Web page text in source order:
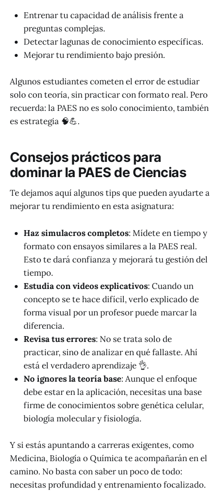
Entrenar tu capacidad de análisis frente a
preguntas complejas.
Detectar lagunas de conocimiento específicas.
Mejorar tu rendimiento bajo presión.
Algunos estudiantes cometen el error de estudiar
solo con teoría, sin practicar con formato real. Pero
recuerda: la PAES no es solo conocimiento, también
es estrategia 🧠💪.
Consejos prácticos para
dominar la PAES de Ciencias
Te dejamos aquí algunos tips que pueden ayudarte a
mejorar tu rendimiento en esta asignatura:
Haz simulacros completos: Mídete en tiempo y
formato con ensayos similares a la PAES real.
Esto te dará confianza y mejorará tu gestión del
tiempo.
Estudia con videos explicativos: Cuando un
concepto se te hace difícil, verlo explicado de
forma visual por un profesor puede marcar la
diferencia.
Revisa tus errores: No se trata solo de
practicar, sino de analizar en qué fallaste. Ahí
está el verdadero aprendizaje 👌.
No ignores la teoría base: Aunque el enfoque
debe estar en la aplicación, necesitas una base
firme de conocimientos sobre genética celular,
biología molecular y fisiología.
Y si estás apuntando a carreras exigentes, como
Medicina, Biología o Química te acompañarán en el
camino. No basta con saber un poco de todo:
necesitas profundidad y entrenamiento focalizado.